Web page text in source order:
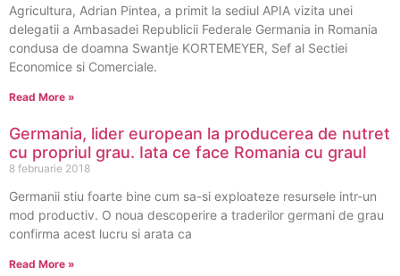
Agricultura, Adrian Pintea, a primit la sediul APIA vizita unei
delegatii a Ambasadei Republicii Federale Germania in Romania
condusa de doamna Swantje KORTEMEYER, Sef al Sectiei
Economice si Comerciale.
Read More »
Germania, lider european la producerea de nutret
cu propriul grau. Iata ce face Romania cu graul
8 februarie 2018
Germanii stiu foarte bine cum sa-si exploateze resursele intr-un
mod productiv. O noua descoperire a traderilor germani de grau
confirma acest lucru si arata ca
Read More »